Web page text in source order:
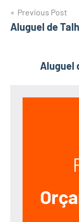
Post
navigation
Previous Post
Aluguel de
Aluguel